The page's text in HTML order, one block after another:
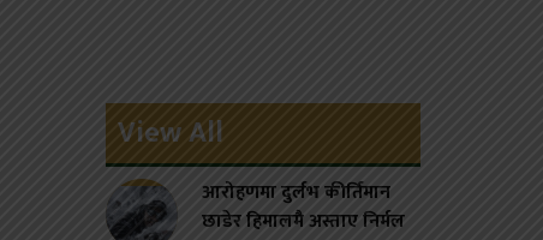
View All
आरोहणमा दुर्लभ कीर्तिमान
छाडेर हिमालमै अस्ताए निर्मल